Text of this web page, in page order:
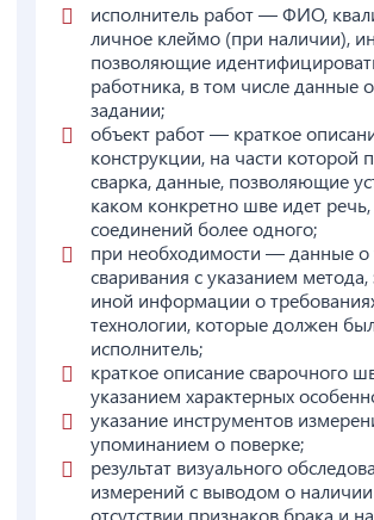
исполнитель работ — ФИО,
личное клеймо (при наличии),
позволяющие
работника, в том числе данные
задании;
объект работ — краткое
конструкции, на части которой
сварка, данные, позволяющие
каком конкретно шве идет речь,
соединений более одного;
при необходимости — данные о
сваривания с указанием метода,
иной информации о
технологии, которые должен
исполнитель;
краткое описание сварочного
указанием характерных
указание инструментов
упоминанием о поверке;
результат визуального
измерений с выводом о
отсутствии признаков брака и